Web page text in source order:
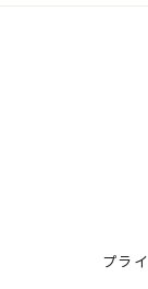
プラ